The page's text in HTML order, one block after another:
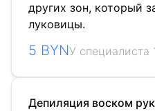
других зон, который
луковицы.
5 BYNУ специалиста
Депиляция воском рук